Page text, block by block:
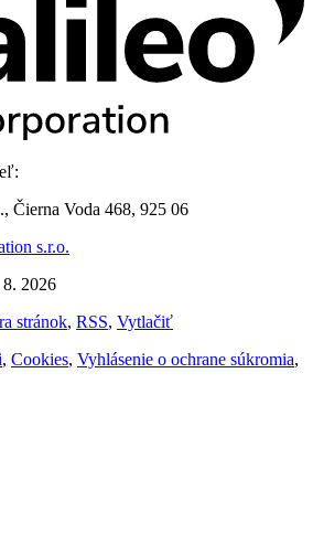
Čierna Voda 468, 925 06
s.r.o.
8. 2026
stránok, RSS, Vytlačiť
, Cookies, Vyhlásenie o ochrane súkromia,